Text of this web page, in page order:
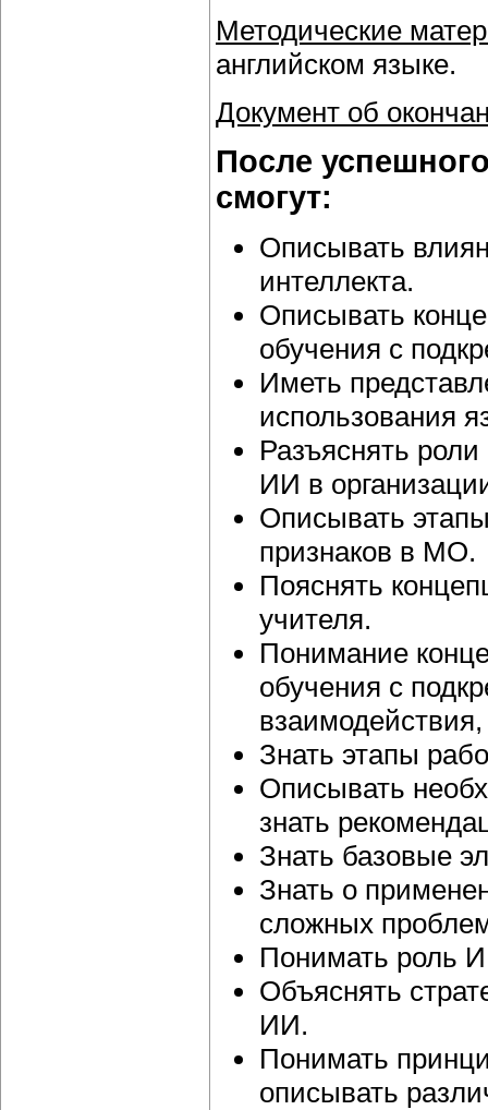
Методические
английском языке.
Документ об
После
смогут:
Описывать
интеллекта.
Описывать
обучения с
Иметь
использования
Разъяснять
ИИ в
Описывать
признаков в МО.
Пояснять
учителя.
Понимание
обучения с
Знать этапы
Описывать
знать
Знать базовые
Знать о
сложных
Понимать роль
Объяснять
ИИ.
Понимать
описывать